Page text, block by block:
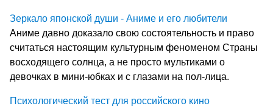
Зеркало японской души - Аниме и его любители
Аниме давно доказало свою состоятельность и право
считаться настоящим культурным феноменом Страны
восходящего солнца, а не просто мультиками о
девочках в мини-юбках и с глазами на пол-лица.
Психологический тест для российского кино